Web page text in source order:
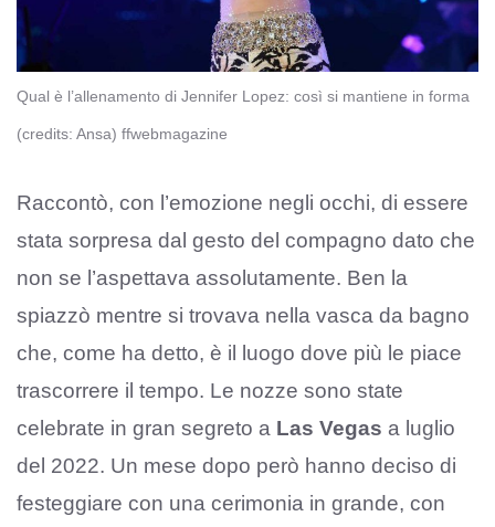
Qual è l’allenamento di Jennifer Lopez: così si mantiene in forma
(credits: Ansa) ffwebmagazine
Raccontò, con l’emozione negli occhi, di essere
stata sorpresa dal gesto del compagno dato che
non se l’aspettava assolutamente. Ben la
spiazzò mentre si trovava nella vasca da bagno
che, come ha detto, è il luogo dove più le piace
trascorrere il tempo. Le nozze sono state
celebrate in gran segreto a Las Vegas a luglio
del 2022. Un mese dopo però hanno deciso di
festeggiare con una cerimonia in grande, con